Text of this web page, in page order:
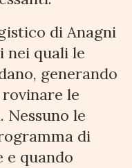
di Anagni
nei quali le
generando
le
le
di
e quando